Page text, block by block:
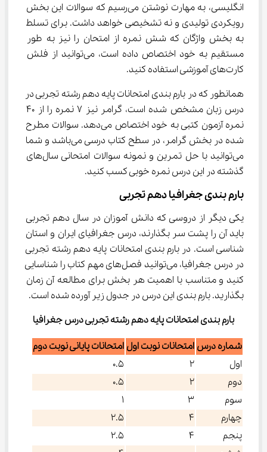
انگلیسی، به مهارت نوشتن می‌رسیم که سوالات این بخش
رویکردی تولیدی و نه تشخیصی خواهد داشت. برای تسلط
به بخش واژگان که شش نمره از امتحان را نیز به طور
مستقیم به خود اختصاص داده است، می‌توانید از فلش
کارت‌های آموزشی استفاده کنید.
همانطور که در بارم‌ بندی امتحانات پایه دهم رشته تجربی در
نمره آزمون کتبی به خود اختصاص می‌دهد. سوالات مطرح
شده در بخش گرامر، در سطح کتاب درسی می‌باشد و شما
می‌توانید با حل تمرین و نمونه سوالات امتحانی سال‌های
گذشته در این درس نمره خوبی کسب کنید.
بارم بندی جغرافیا دهم تجربی
یکی دیگر از دروسی که دانش آموزان در سال دهم تجربی
باید آن را پشت سر بگذارند، درس جغرافیای ایران و استان
شناسی است. در بارم‌ بندی امتحانات پایه دهم رشته تجربی
در درس جغرافیا، ‌می‌توانید فصل‌های مهم کتاب را شناسایی
کنید و متناسب با اهمیت هر بخش برای مطالعه آن زمان
بگذارید. بارم بندی این درس در جدول زیر آورده شده است.
بارم‌ بندی امتحانات پایه دهم رشته تجربی درس جغرافیا
شماره درس امتحانات نوبت اول امتحانات پایانی نوبت دوم
اول
۲
۰.۵
دوم
۲
۰.۵
سوم
۳
۱
چهارم
۴
۲.۵
پنجم
۴
۲.۵